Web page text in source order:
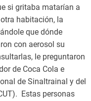
si gritaba matarían a
habitación, la
que dónde
con aerosol su
le preguntaron
de Coca Cola e
de Sinaltrainal y del
Estas personas